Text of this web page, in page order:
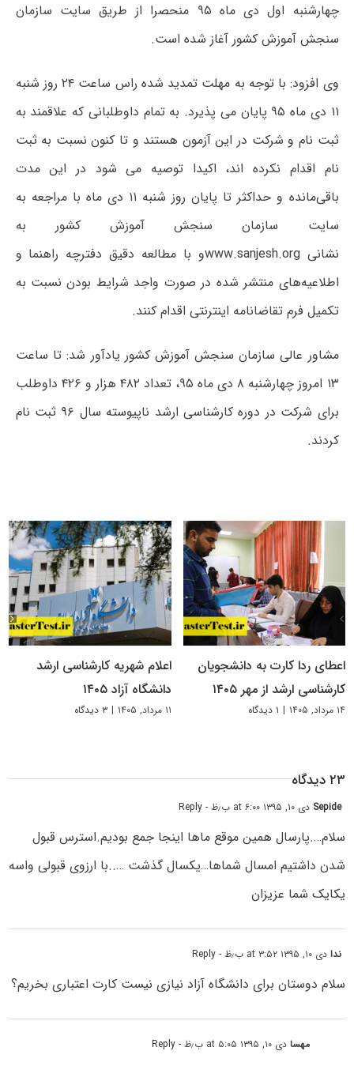
چهارشنبه اول دی‌ ماه ۹۵ منحصرا از طریق سایت سازمان
سنجش آموزش کشور آغاز شده است.
وی افزود: با توجه به مهلت تمدید شده راس ساعت ۲۴ روز شنبه
۱۱ دی ماه ۹۵ پایان می پذیرد. به تمام داوطلبانی که علاقمند به
ثبت نام و شرکت در این آزمون هستند و تا کنون نسبت به ثبت
نام اقدام نکرده اند، اکیدا توصیه می شود در این مدت
باقی‌مانده و حداکثر تا پایان روز شنبه ۱۱ دی ماه با مراجعه به
سایت سازمان سنجش آموزش کشور به
نشانی www.sanjesh.orgو با مطالعه دقیق دفترچه راهنما و
اطلاعیه‌های منتشر شده در صورت واجد شرایط بودن نسبت به
تکمیل فرم تقاضانامه اینترنتی اقدام کنند.
مشاور عالی سازمان سنجش آموزش کشور یادآور شد: تا ساعت
۱۳ امروز چهارشنبه ۸ دی ماه ۹۵، تعداد ۴۸۲ هزار و ۴۲۶ داوطلب
برای شرکت در دوره کارشناسی ارشد ناپیوسته سال ۹۶ ثبت نام
کردند.
اعطای ردا کارت به دانشجویان
کارشناسی ارشد از مهر ۱۴۰۵
۱۴ مرداد, ۱۴۰۵ | ۱ دیدگاه
اعلام شهریه کارشناسی ارشد
دانشگاه آزاد ۱۴۰۵
۱۱ مرداد, ۱۴۰۵ | ۳ دیدگاه
۲۳ دیدگاه
Sepide دی ۱۰, ۱۳۹۵ at ۶:۰۰ ب٫ظ - Reply
سلام….پارسال همین موقع ماها اینجا جمع بودیم.استرس قبول
شدن داشتیم امسال شماها…یکسال گذشت …..با ارزوی قبولی واسه
یکایک شما عزیزان
ندادی ۱۰, ۱۳۹۵ at ۳:۵۲ ب٫ظ - Reply
سلام دوستان برای دانشگاه آزاد نیازی نیست کارت اعتباری بخریم؟
مهسادی ۱۰, ۱۳۹۵ at ۵:۰۵ ب٫ظ - Reply